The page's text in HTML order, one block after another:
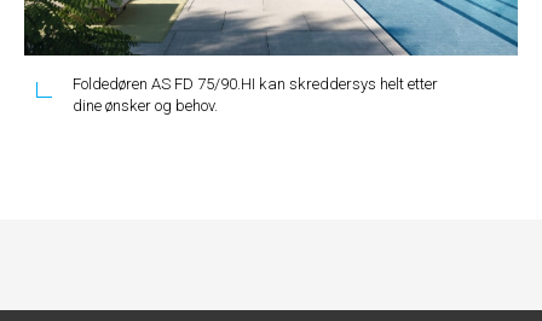
Foldedøren AS FD 75/90.HI kan skreddersys helt etter
dine ønsker og behov.